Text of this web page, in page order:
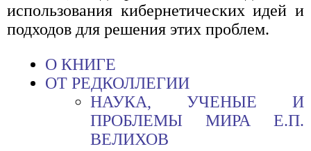
использования кибернетических идей и
подходов для решения этих проблем.
О КНИГЕ
ОТ РЕДКОЛЛЕГИИ
НАУКА, УЧЕНЫЕ И
ПРОБЛЕМЫ МИРА Е.П.
ВЕЛИХОВ